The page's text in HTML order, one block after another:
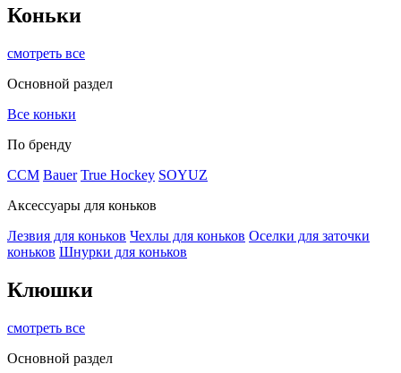
Коньки
смотреть все
Основной раздел
Все коньки
По бренду
ССМ Bauer True Hockey SOYUZ
Аксессуары для коньков
Лезвия для коньков Чехлы для коньков Оселки для заточки
коньков Шнурки для коньков
Клюшки
смотреть все
Основной раздел